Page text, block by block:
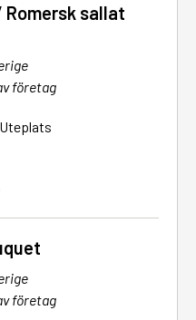
sallat
företag
företag